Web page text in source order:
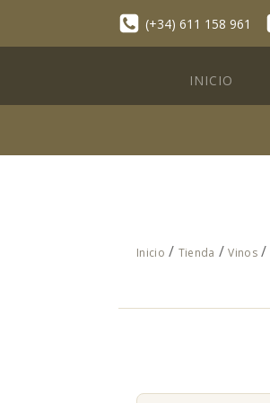
(+34) 611 158 961
INICIO
Inicio / Tienda /Vinos/